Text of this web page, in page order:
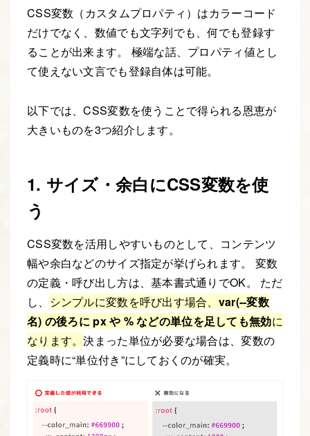
CSS変数（カスタムプロパティ）はカラーコード
だけでなく、数値でも文字列でも、何でも登録す
ることが出来ます。 極端な話、プロパティ値とし
て使えない文言でも登録自体は可能。
以下では、CSS変数を使うことで得られる恩恵が
大きいものを3つ紹介します。
1. サイズ・余白にCSS変数を使
う
CSS変数を活用しやすいものとして、コンテンツ
幅や余白などのサイズ指定が挙げられます。 変数
の定義・呼び出し方は、基本書式通りでOK。 ただ
し、
シンプルに変数を呼び出す場合、 var(--変数
名) の後ろに px や % などの単位を足しても無効に
なります。決まった単位が必要な場合は、変数の
定義時に“単位付き”にしておくのが確実。